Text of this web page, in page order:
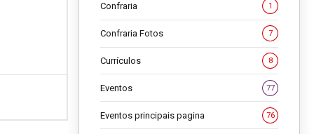
Confraria 1
Confraria Fotos 7
Currículos 8
Eventos 77
Eventos principais pagina 76